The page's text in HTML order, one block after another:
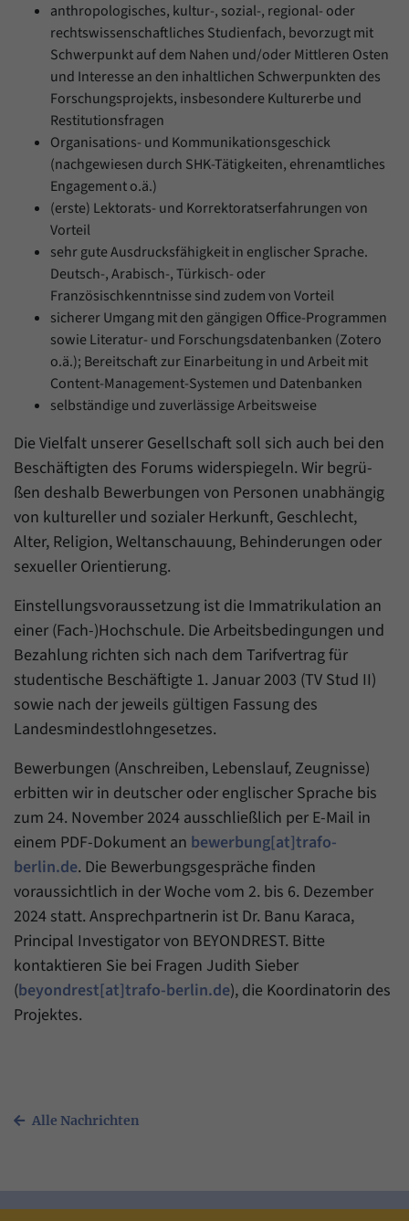
anthropologisches, kultur-, sozial-, regional- oder
rechtswissenschaftliches Studienfach, bevorzugt mit
Schwerpunkt auf dem Nahen und/oder Mittleren Osten
und Interesse an den inhaltlichen Schwerpunkten des
Forschungsprojekts, insbesondere Kulturerbe und
Restitutionsfragen
Organisations- und Kommunikationsgeschick
(nachgewiesen durch SHK-Tätigkeiten, ehrenamtliches
Engagement o.ä.)
(erste) Lektorats- und Korrektoratserfahrungen von
Vorteil
sehr gute Ausdrucksfähigkeit in englischer Sprache.
Deutsch-, Arabisch-, Türkisch- oder
Französischkenntnisse sind zudem von Vorteil
sicherer Umgang mit den gängigen Office-Programmen
sowie Literatur- und Forschungsdatenbanken (Zotero
o.ä.); Bereitschaft zur Einarbeitung in und Arbeit mit
Content-Management-Systemen und Datenbanken
selbständige und zuverlässige Arbeitsweise
Die Vielfalt unserer Gesellschaft soll sich auch bei den
Beschäftigten des Forums widerspiegeln. Wir begrü-
ßen deshalb Bewerbungen von Personen unabhängig
von kultureller und sozialer Herkunft, Geschlecht,
Alter, Religion, Weltanschauung, Behinderungen oder
sexueller Orientierung.
Einstellungsvoraussetzung ist die Immatrikulation an
einer (Fach-)Hochschule. Die Arbeitsbedingungen und
Bezahlung richten sich nach dem Tarifvertrag für
studentische Beschäftigte 1. Januar 2003 (TV Stud II)
sowie nach der jeweils gültigen Fassung des
Landesmindestlohngesetzes.
Bewerbungen (Anschreiben, Lebenslauf, Zeugnisse)
erbitten wir in deutscher oder englischer Sprache bis
zum 24. November 2024 ausschließlich per E-Mail in
einem PDF-Dokument an bewerbung[at]trafo-
berlin.de. Die Bewerbungsgespräche finden
voraussichtlich in der Woche vom 2. bis 6. Dezember
2024 statt. Ansprechpartnerin ist Dr. Banu Karaca,
Principal Investigator von BEYONDREST. Bitte
kontaktieren Sie bei Fragen Judith Sieber
(beyondrest[at]trafo-berlin.de), die Koordinatorin des
Projektes.
Alle Nachrichten